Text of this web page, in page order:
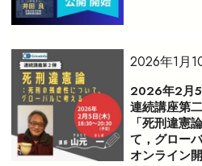
2026年1月
2026年2月
連続講座第
「死刑違憲
て，グロー
オンライン